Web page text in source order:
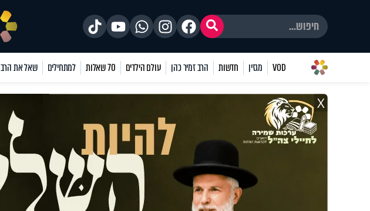
VOD מגזין חדשות הרב זמיר כהן עולם הילדים 70 שאלות למתחילים שאל את הרב
X